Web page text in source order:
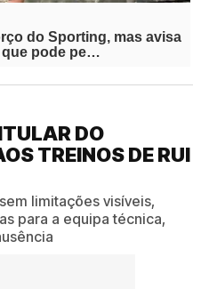
DO
TREINOS DE RUI
limitações visíveis,
para a equipa técnica,